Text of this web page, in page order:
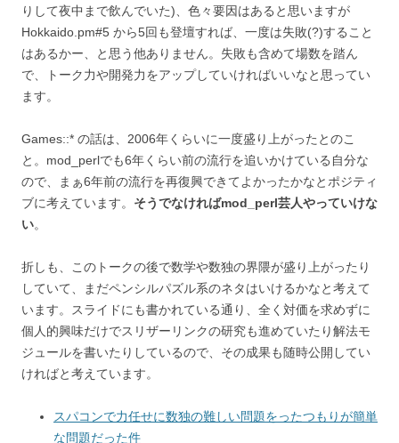
りして夜中まで飲んでいた)、色々要因はあると思いますが
Hokkaido.pm#5 から5回も登壇すれば、一度は失敗(?)すること
はあるかー、と思う他ありません。失敗も含めて場数を踏ん
で、トーク力や開発力をアップしていければいいなと思ってい
ます。
Games::* の話は、2006年くらいに一度盛り上がったとのこ
と。mod_perlでも6年くらい前の流行を追いかけている自分な
ので、まぁ6年前の流行を再復興できてよかったかなとポジティ
ブに考えています。 そうでなければmod_perl芸人やっていけな
い。
折しも、このトークの後で数学や数独の界隈が盛り上がったり
していて、まだペンシルパズル系のネタはいけるかなと考えて
います。スライドにも書かれている通り、全く対価を求めずに
個人的興味だけでスリザーリンクの研究も進めていたり解法モ
ジュールを書いたりしているので、その成果も随時公開してい
ければと考えています。
スパコンで力任せに数独の難しい問題をったつもりが簡単
な問題だった件